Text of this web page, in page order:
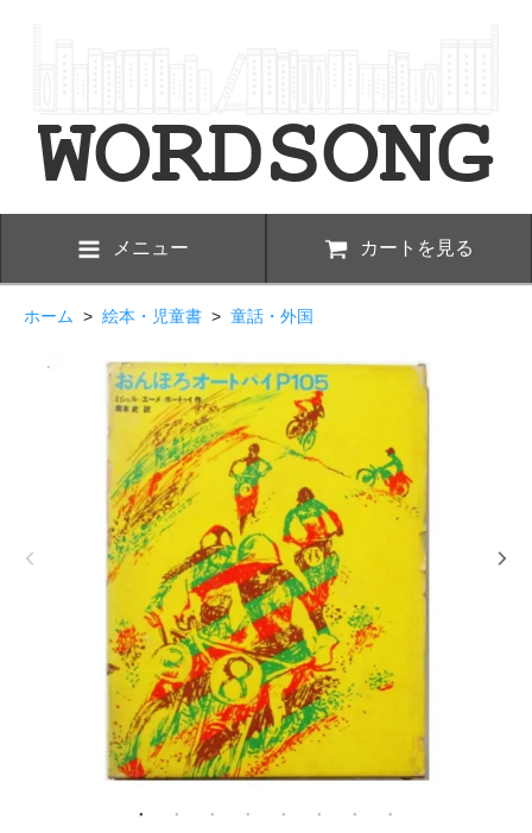
メニュー カートを見る
ホーム > 絵本・児童書 > 童話・外国